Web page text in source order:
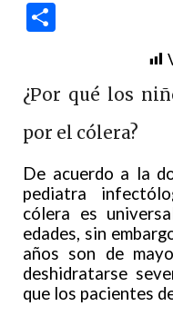
¿Por qué los
por el cólera?
De acuerdo a la
pediatra
cólera es
edades, sin
años son de
deshidratarse
que los pacientes